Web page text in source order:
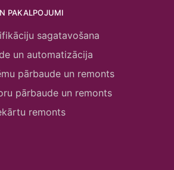
PAKALPOJUMI
sagatavošana
un automatizācija
pārbaude un remonts
pārbaude un remonts
remonts